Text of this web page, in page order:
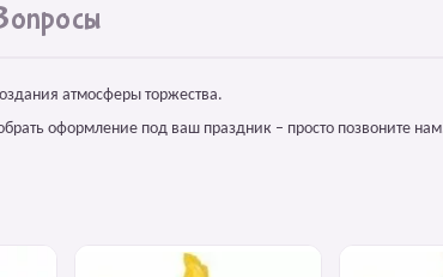
атмосферы торжества.
оформление под ваш праздник – просто позвоните